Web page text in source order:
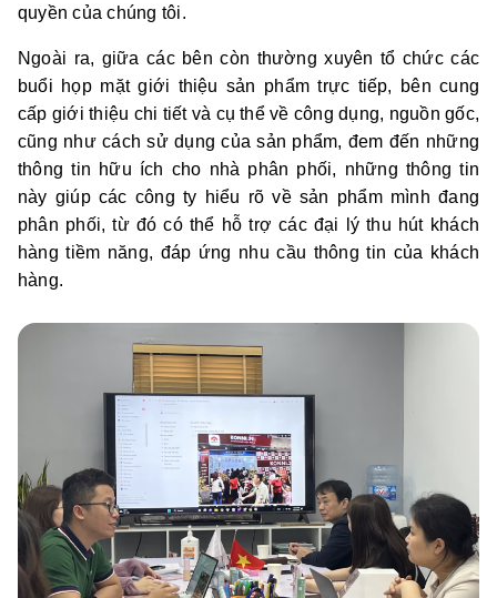
quyền của chúng tôi.
Ngoài ra, giữa các bên còn thường xuyên tổ chức các
buổi họp mặt giới thiệu sản phẩm trực tiếp, bên cung
cấp giới thiệu chi tiết và cụ thể về công dụng, nguồn gốc,
cũng như cách sử dụng của sản phẩm, đem đến những
thông tin hữu ích cho nhà phân phối, những thông tin
này giúp các công ty hiểu rõ về sản phẩm mình đang
phân phối, từ đó có thể hỗ trợ các đại lý thu hút khách
hàng tiềm năng, đáp ứng nhu cầu thông tin của khách
hàng.